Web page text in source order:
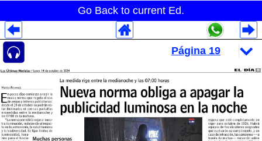
Go Back to current Ed.
Despliegues Analytics
Despliegues Totales
Despliegues por Rubros